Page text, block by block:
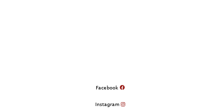
Facebook
Instagram